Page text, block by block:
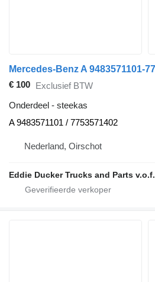
€ 100 Exclusief BTW
Onderdeel - steekas
A 9483571101 / 7753571402
Nederland, Oirschot
Eddie Ducker Trucks and Parts v.o.f.